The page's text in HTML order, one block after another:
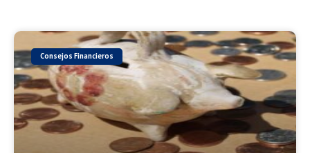
Consejos Financieros